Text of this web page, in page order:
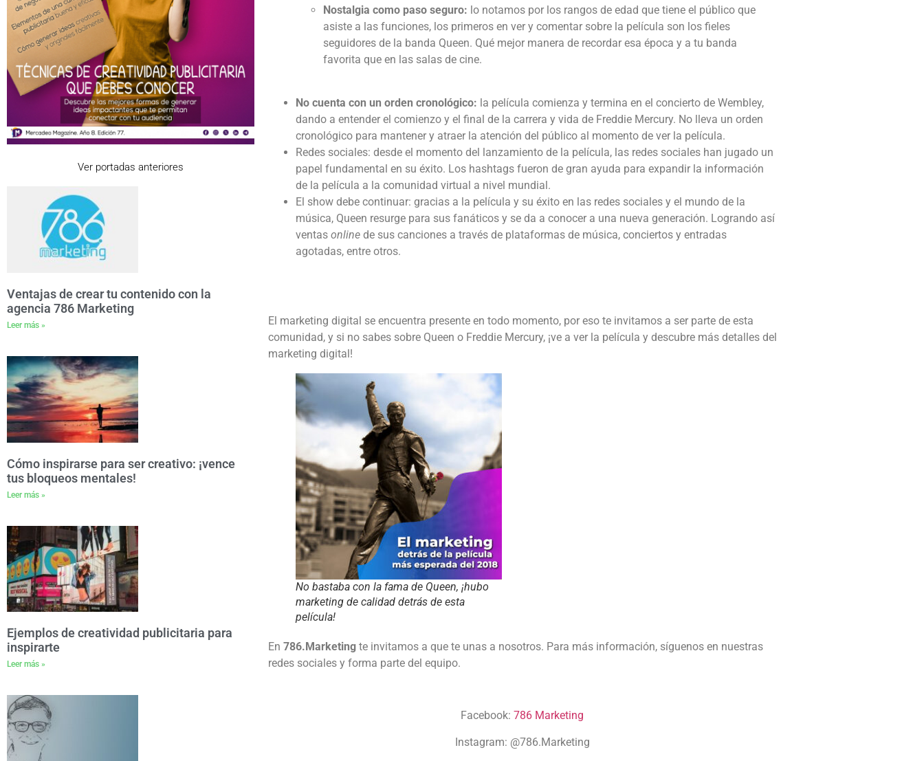
Ver portadas anteriores
Ventajas de crear tu contenido con la
agencia 786 Marketing
Leer más »
Cómo inspirarse para ser creativo: ¡vence
tus bloqueos mentales!
Leer más »
Ejemplos de creatividad publicitaria para
inspirarte
Leer más »
Nostalgia como paso seguro: lo notamos por los rangos de edad que tiene el público que
asiste a las funciones, los primeros en ver y comentar sobre la película son los fieles
seguidores de la banda Queen. Qué mejor manera de recordar esa época y a tu banda
favorita que en las salas de cine.
No cuenta con un orden cronológico: la película comienza y termina en el concierto de Wembley,
dando a entender el comienzo y el final de la carrera y vida de Freddie Mercury. No lleva un orden
cronológico para mantener y atraer la atención del público al momento de ver la película.
Redes sociales: desde el momento del lanzamiento de la película, las redes sociales han jugado un
papel fundamental en su éxito. Los hashtags fueron de gran ayuda para expandir la información
de la película a la comunidad virtual a nivel mundial.
El show debe continuar: gracias a la película y su éxito en las redes sociales y el mundo de la
música, Queen resurge para sus fanáticos y se da a conocer a una nueva generación. Logrando así
ventasonlinede sus canciones a través de plataformas de música, conciertos y entradas
agotadas, entre otros.
El marketing digital se encuentra presente en todo momento, por eso te invitamos a ser parte de esta
comunidad, y si no sabes sobre Queen o Freddie Mercury, ¡ve a ver la película y descubre más detalles del
marketing digital!
No bastaba con la fama de Queen, ¡hubo
marketing de calidad detrás de esta
película!
En 786.Marketingte invitamos a que te unas a nosotros. Para más información, síguenos en nuestras
redes sociales y forma parte del equipo.
Facebook:786 Marketing
Instagram: @786.Marketing